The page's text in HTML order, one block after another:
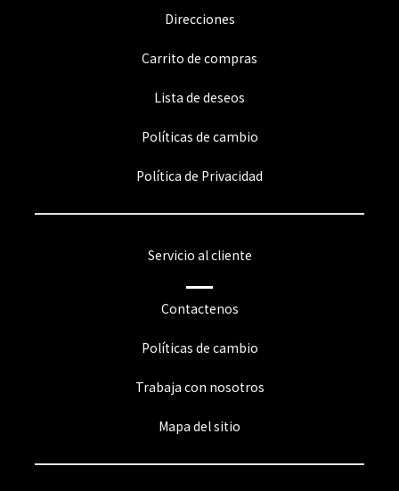
Direcciones
Carrito de compras
Lista de deseos
Políticas de cambio
Política de Privacidad
Servicio al cliente
Contactenos
Políticas de cambio
Trabaja con nosotros
Mapa del sitio